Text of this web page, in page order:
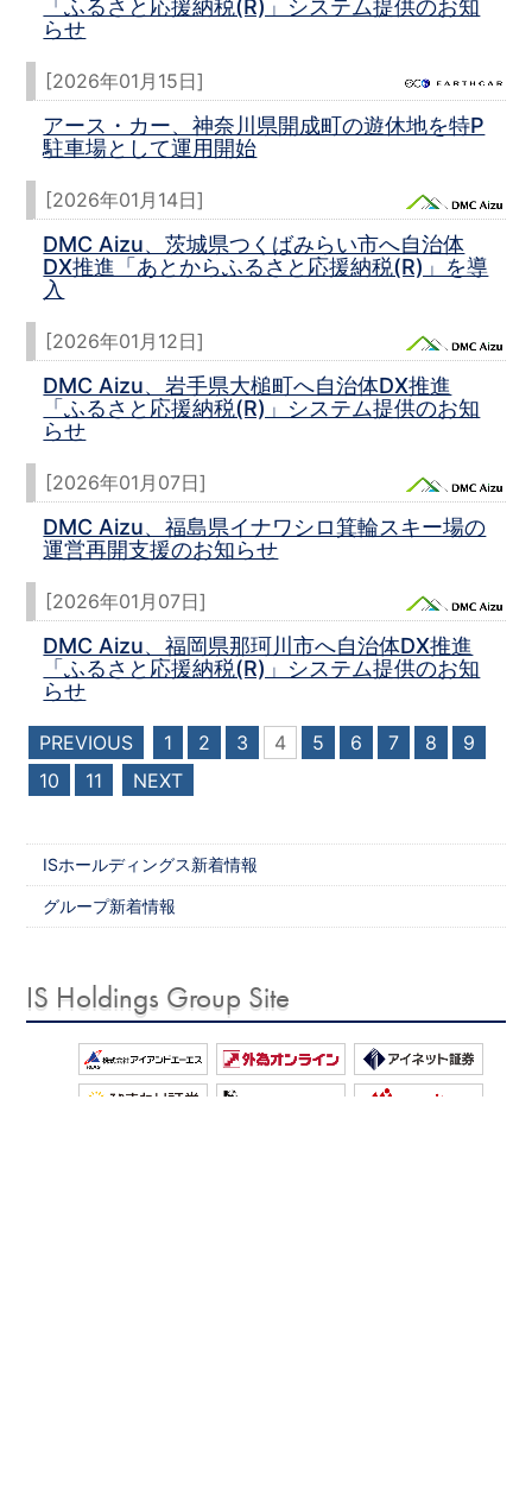
「ふるさと応援納税(R)」システム提供のお知
らせ
[2026年01月15日]
アース・カー、神奈川県開成町の遊休地を特P
駐車場として運用開始
[2026年01月14日]
DMC Aizu、茨城県つくばみらい市へ自治体
DX推進「あとからふるさと応援納税(R)」を導
入
[2026年01月12日]
DMC Aizu、岩手県大槌町へ自治体DX推進
「ふるさと応援納税(R)」システム提供のお知
らせ
[2026年01月07日]
DMC Aizu、福島県イナワシロ箕輪スキー場の
運営再開支援のお知らせ
[2026年01月07日]
DMC Aizu、福岡県那珂川市へ自治体DX推進
「ふるさと応援納税(R)」システム提供のお知
らせ
PREVIOUS 1 2 3 4 5 6 7 8
9
10
11 NEXT
ISホールディングス新着情報
グループ新着情報
IS Holdings Group Site